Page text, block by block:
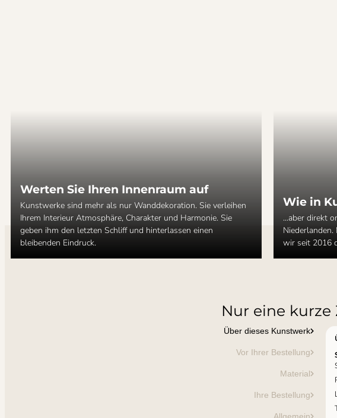
Werten Sie Ihren Innenraum auf
Kunstwerke sind mehr als nur Wanddekoration. Sie verleihen
Ihrem Interieur Atmosphäre, Charakter und Harmonie. Sie
geben ihm den letzten Schliff und hinterlassen einen
bleibenden Eindruck.
Wie in
...aber direkt
wir seit 2016
Nur eine
Über dieses Kunstwerk
Vor Ihrer Bestellung
Material
Ihre Bestellung